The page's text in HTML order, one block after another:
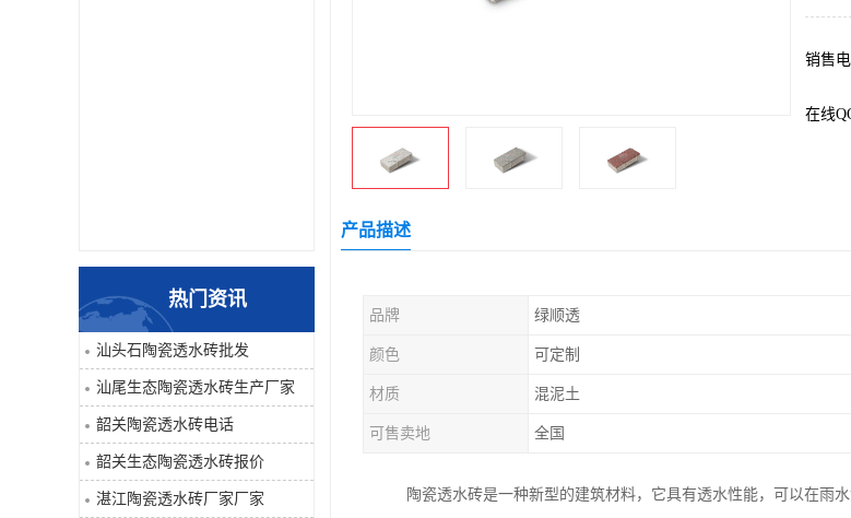
热门资讯
汕头石陶瓷透水砖批发
汕尾生态陶瓷透水砖生产厂家
韶关陶瓷透水砖电话
韶关生态陶瓷透水砖报价
湛江陶瓷透水砖厂家厂家
销售电
在线
产品描述
品牌 绿顺透
颜色 可定制
材质 混泥土
可售卖地 全国
陶瓷透水砖是一种新型的建筑材料，它具有透水性能，可以在雨